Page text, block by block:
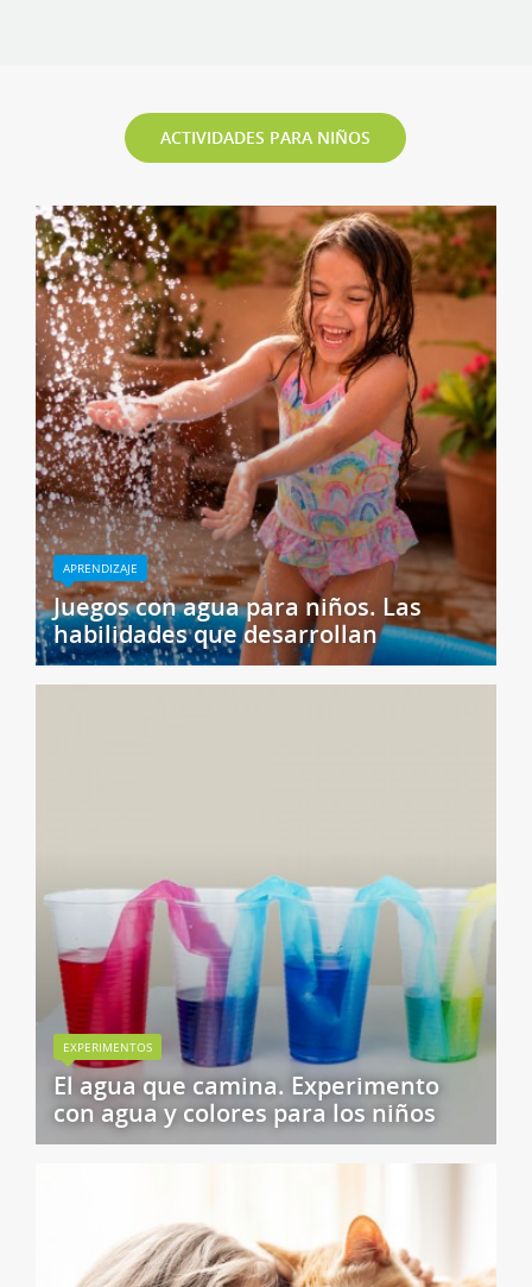
ACTIVIDADES PARA NIÑOS
APRENDIZAJE
Juegos con agua para niños. Las
habilidades que desarrollan
EXPERIMENTOS
El agua que camina. Experimento
con agua y colores para los niños